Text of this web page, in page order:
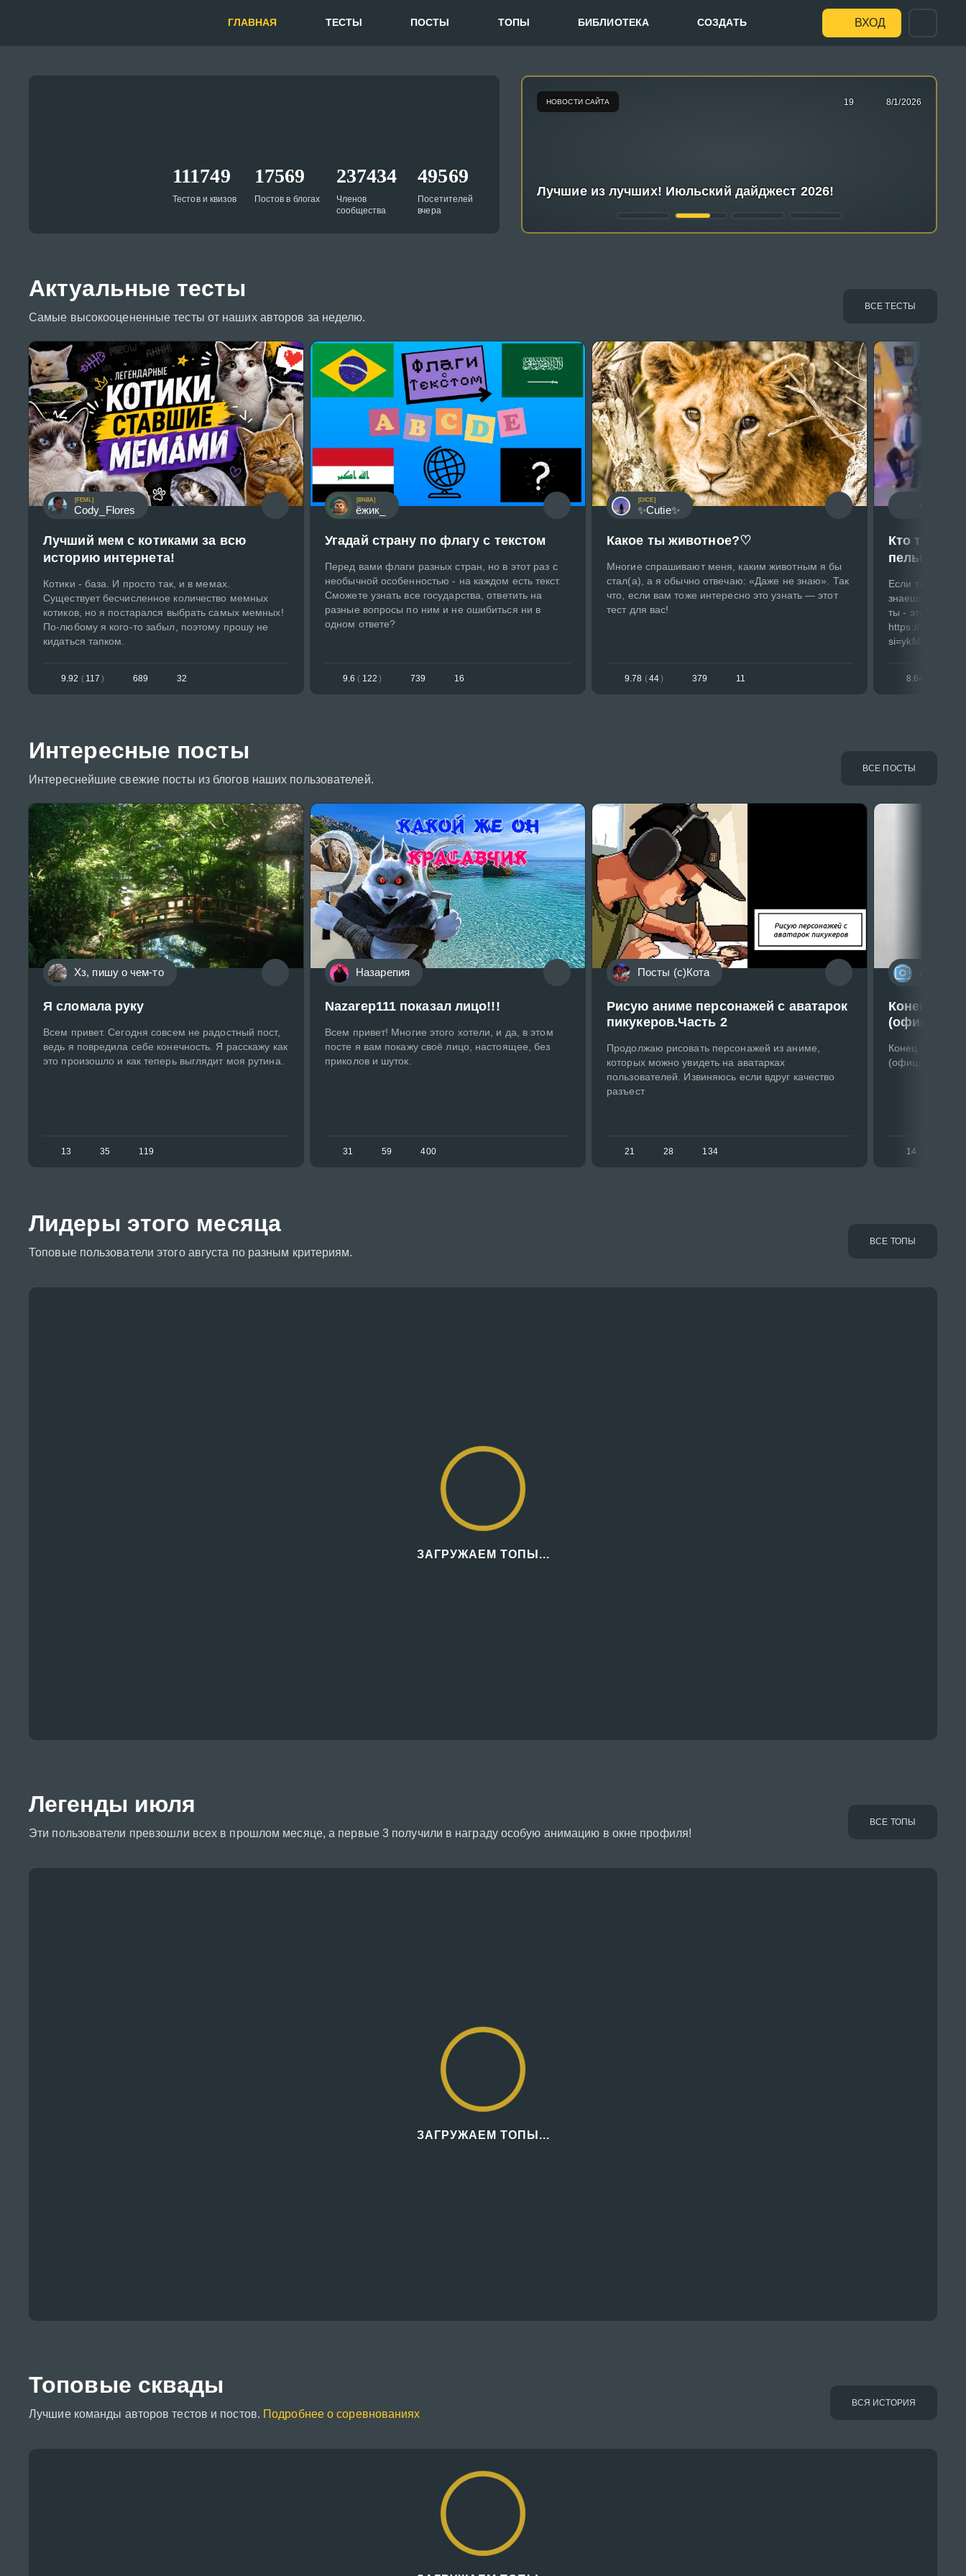
ГЛАВНАЯ ТЕСТЫ ПОСТЫ ТОПЫ БИБЛИОТЕКА СОЗДАТЬ ВХОД
111749
Тестов и квизов
17569
Постов в блогах
237434
Членов
сообщества
49569
Посетителей
вчера
НОВОСТИ САЙТА 19 8/1/2026
Лучшие из лучших! Июльский дайджест 2026!
СОБЫТИЯ ПИКУКО
ПОЛЕЗНЫЕ МАТЕРИАЛЫ
Актуальные тесты
Самые высокооцененные тесты от наших авторов за неделю.
ВСЕ ТЕСТЫ
[FEML]
Cody_Flores
Лучший мем с котиками за всю
историю интернета!
Котики - база. И просто так, и в мемах.
Существует бесчисленное количество мемных
котиков, но я постарался выбрать самых мемных!
По-любому я кого-то забыл, поэтому прошу не
кидаться тапком.
9.92 ( 117 ) 689 32
[BNBA]
ёжик_
Угадай страну по флагу с текстом
Перед вами флаги разных стран, но в этот раз с
необычной особенностью - на каждом есть текст.
Сможете узнать все государства, ответить на
разные вопросы по ним и не ошибиться ни в
одном ответе?
9.6 ( 122 ) 739 16
[DICE]
✨Cutie✨
Какое ты животное?♡
Многие спрашивают меня, каким животным я бы
стал(а), а я обычно отвечаю: «Даже не знаю». Так
что, если вам тоже интересно это узнать — этот
тест для вас!
9.78 (44) 379 11
Кто ты из
пельменей
Если ты фанат
знаешь эту
ты - этот тест
https://youtu.be/
8.64
Интересные посты
Интереснейшие свежие посты из блогов наших пользователей.
ВСЕ ПОСТЫ
Хз, пишу о чем-то
Я сломала руку
Всем привет. Сегодня совсем не радостный пост,
ведь я повредила себе конечность. Я расскажу как
это произошло и как теперь выглядит моя рутина.
13 35 119
Назарепия
Nazarep111 показал лицо!!!
Всем привет! Многие этого хотели, и да, в этом
посте я вам покажу своё лицо, настоящее, без
приколов и шуток.
31 59 400
Посты (с)Кота
Рисую аниме персонажей с аватарок
пикукеров.Часть 2
Продолжаю рисовать персонажей из аниме,
которых можно увидеть на аватарках
пользователей. Извиняюсь если вдруг качество
разъест
21 28 134
Конец
Конец отпуска
(официальное)
14
Лидеры этого месяца
Топовые пользователи этого августа по разным критериям.
ВСЕ ТОПЫ
ЗАГРУЖАЕМ ТОПЫ...
Легенды июля
Эти пользователи превзошли всех в прошлом месяце, а первые 3 получили в награду особую анимацию в окне профиля!
ВСЕ ТОПЫ
ЗАГРУЖАЕМ ТОПЫ...
Топовые сквады
Лучшие команды авторов тестов и постов. Подробнее о соревнованиях
ВСЯ ИСТОРИЯ